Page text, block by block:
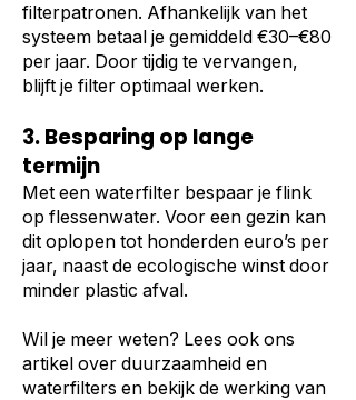
filterpatronen. Afhankelijk van het
systeem betaal je gemiddeld €30–€80
per jaar. Door tijdig te vervangen,
blijft je filter optimaal werken.
3. Besparing op lange
termijn
Met een waterfilter bespaar je flink
op flessenwater. Voor een gezin kan
dit oplopen tot honderden euro’s per
jaar, naast de ecologische winst door
minder plastic afval.
Wil je meer weten? Lees ook ons
artikel over duurzaamheid en
waterfilters en bekijk de werking van